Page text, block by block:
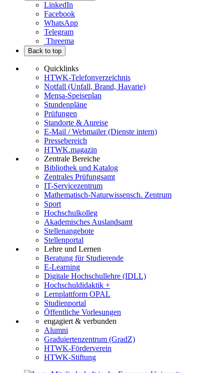
LinkedIn
Facebook
WhatsApp
Telegram
Threema
Back to top
Quicklinks
HTWK-Telefonverzeichnis
Notfall (Unfall, Brand, Havarie)
Mensa-Speiseplan
Stundenpläne
Prüfungen
Standorte & Anreise
E-Mail / Webmailer (Dienste intern)
Pressebereich
HTWK.magazin
Zentrale Bereiche
Bibliothek und Katalog
Zentrales Prüfungsamt
IT-Servicezentrum
Mathematisch-Naturwissensch. Zentrum
Sport
Hochschulkolleg
Akademisches Auslandsamt
Stellenangebote
Stellenportal
Lehre und Lernen
Beratung für Studierende
E-Learning
Digitale Hochschullehre (IDLL)
Hochschuldidaktik +
Lernplattform OPAL
Studienportal
Öffentliche Vorlesungen
engagiert & verbunden
Alumni
Graduiertenzentrum (GradZ)
HTWK-Förderverein
HTWK-Stiftung